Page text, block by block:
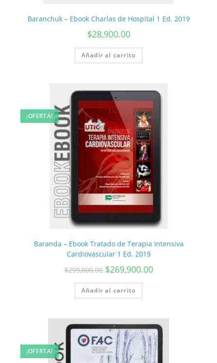
Baranchuk – Ebook Charlas de Hospital 1 Ed. 2019
$28,900.00
Añadir al carrito
¡OFERTA!
Baranda – Ebook Tratado de Terapia Intensiva
Cardiovascular 1 Ed. 2019
$299,000.00 $269,900.00
Añadir al carrito
¡OFERTA!